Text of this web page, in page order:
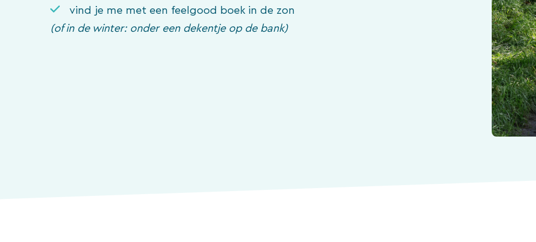
vind je me met een feelgood boek in de zon
(of in de winter: onder een dekentje op de bank)